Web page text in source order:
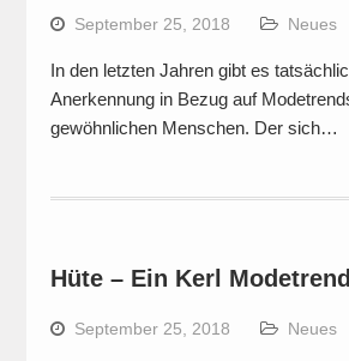
September 25, 2018 Neues
In den letzten Jahren gibt es
Anerkennung in Bezug auf
gewöhnlichen Menschen. Der sich…
Hüte – Ein Kerl
September 25, 2018 Neues